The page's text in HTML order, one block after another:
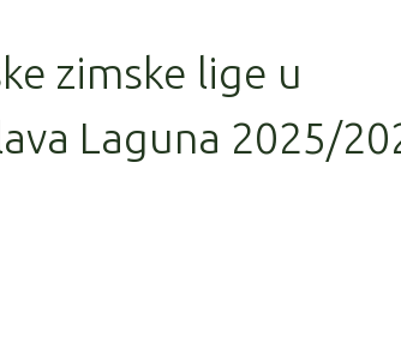
zimske lige u
Laguna 2025/